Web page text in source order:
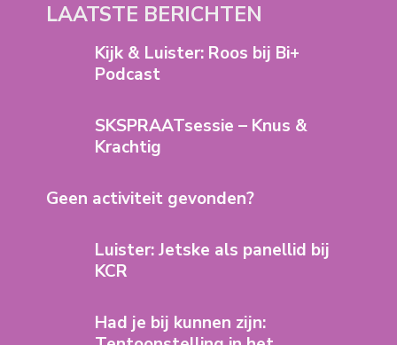
LAATSTE BERICHTEN
Kijk & Luister: Roos bij Bi+
Podcast
SKSPRAATsessie – Knus &
Krachtig
Geen activiteit gevonden?
Luister: Jetske als panellid bij
KCR
Had je bij kunnen zijn: